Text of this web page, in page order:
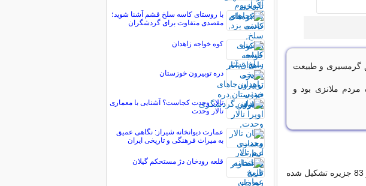
گرمسیری و طبیعت
مردم ملانزی بود و
وانواتو کشوری جزیره ای کوچک در جنوب اقیانوس آرام است که از 83 جزیره تشکیل شده
با روستای کاسه سلخ قشم آشنا شوید؛
مقصدی متفاوت برای گردشگران
کوه خواجه زاهدان
دره توبیرون خوزستان
تالار وحدت کجاست؟ آشنایی با معماری
تالار وحدت
عمارت دیوانخانه شیراز: نگاهی عمیق
به میراث فرهنگی و تاریخی ایران
قلعه رودخان دژ مستحکم گیلان